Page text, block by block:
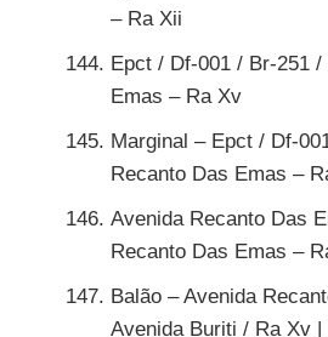
– Ra Xii
Epct / Df-001 / Br-251
Emas – Ra Xv
Marginal – Epct / Df-
Recanto Das Emas –
Avenida Recanto Das
Recanto Das Emas –
Balão – Avenida
Avenida Buriti / Ra Xv